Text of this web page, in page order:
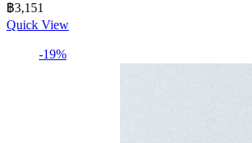
฿3,151
Quick View
-19%